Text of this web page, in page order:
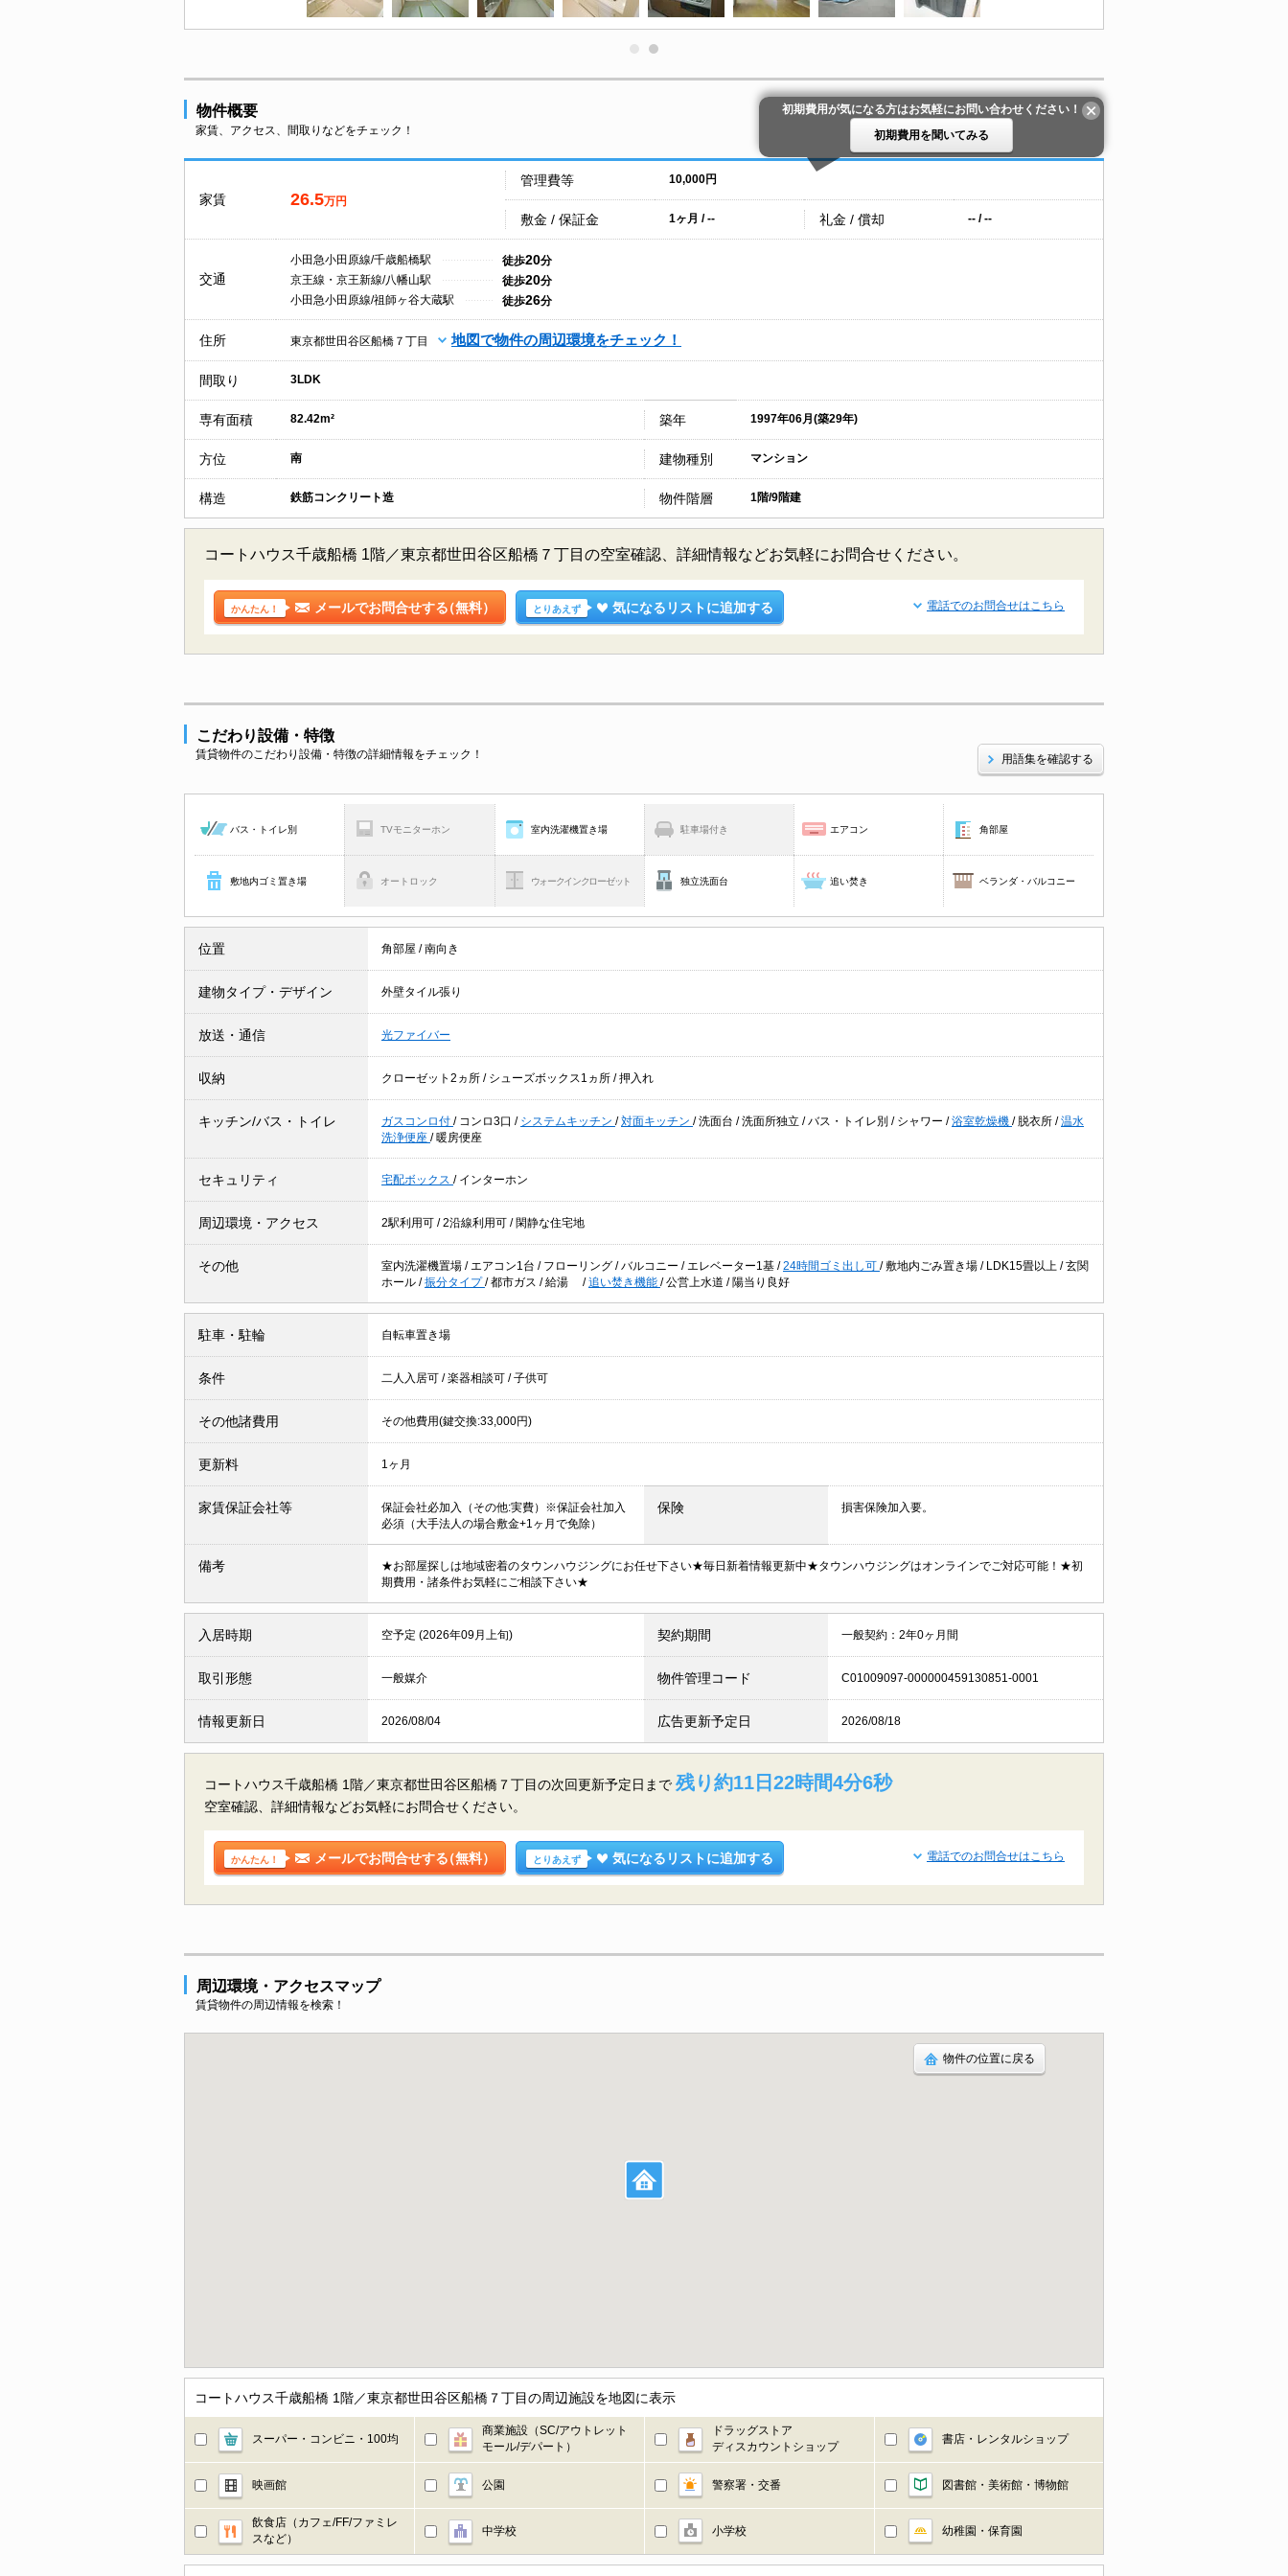
物件概要
家賃、アクセス、間取りなどをチェック！
初期費用が気になる方はお気軽にお問い合わせください！
初期費用を聞いてみる
家賃 26.5万円
管理費等 10,000円
敷金 / 保証金 1ヶ月 / -- 礼金 / 償却 -- / --
交通
小田急小田原線/千歳船橋駅 徒歩20分
京王線・京王新線/八幡山駅
徒歩20分
小田急小田原線/祖師ヶ谷大蔵駅
徒歩26分
住所 東京都世田谷区船橋７丁目 地図で物件の周辺環境をチェック！
間取り 3LDK
専有面積 82.42m² 築年 1997年06月(築29年)
方位 南 建物種別 マンション
構造 鉄筋コンクリート造 物件階層 1階/9階建
コートハウス千歳船橋 1階／東京都世田谷区船橋７丁目の空室確認、詳細情報などお気軽にお問合せください。
かんたん！ メールでお問合せする（無料） とりあえず 気になるリストに追加する 電話でのお問合せはこちら
こだわり設備・特徴
賃貸物件のこだわり設備・特徴の詳細情報をチェック！ 用語集を確認する
バス・トイレ別 TVモニターホン 室内洗濯機置き場 駐車場付き エアコン 角部屋
敷地内ゴミ置き場 オートロック ウォークインクローゼット 独立洗面台 追い焚き ベランダ・バルコニー
位置 角部屋 /南向き
建物タイプ・デザイン 外壁タイル張り
放送・通信 光ファイバー
収納 クローゼット2ヵ所 / シューズボックス1ヵ所 /押入れ
キッチン/バス・トイレ ガスコンロ付 / コンロ3口 / システムキッチン /対面キッチン /洗面台 /洗面所独立 /バス・トイレ別 / シャワー /浴室乾燥機 / 脱衣所 /温水
洗浄便座 / 暖房便座
セキュリティ 宅配ボックス / インターホン
周辺環境・アクセス 2駅利用可 /2沿線利用可 / 閑静な住宅地
その他 室内洗濯機置場 / エアコン1台 / フローリング /バルコニー / エレベーター1基 /24時間ゴミ出し可 /敷地内ごみ置き場 / LDK15畳以上 /玄関
ホール /振分タイプ/都市ガス /給湯 /追い焚き機能 /公営上水道 / 陽当り良好
駐車・駐輪 自転車置き場
条件 二人入居可 /楽器相談可 /子供可
その他諸費用 その他費用(鍵交換:33,000円)
更新料 1ヶ月
家賃保証会社等
保証会社必加入（その他:実費）※保証会社加入
必須（大手法人の場合敷金+1ヶ月で免除）
保険 損害保険加入要。
備考
★お部屋探しは地域密着のタウンハウジングにお任せ下さい★毎日新着情報更新中★タウンハウジングはオンラインでご対応可能！★初
期費用・諸条件お気軽にご相談下さい★
入居時期 空予定 (2026年09月上旬) 契約期間 一般契約：2年0ヶ月間
取引形態 一般媒介 物件管理コード C01009097-000000459130851-0001
情報更新日 2026/08/04 広告更新予定日 2026/08/18
コートハウス千歳船橋 1階／東京都世田谷区船橋７丁目の次回更新予定日まで 残り約11日22時間4分5秒
空室確認、詳細情報などお気軽にお問合せください。
かんたん！ メールでお問合せする（無料） とりあえず 気になるリストに追加する 電話でのお問合せはこちら
周辺環境・アクセスマップ
賃貸物件の周辺情報を検索！
物件の位置に戻る
コートハウス千歳船橋 1階／東京都世田谷区船橋７丁目の周辺施設を地図に表示
スーパー・コンビニ・100均
商業施設（SC/アウトレット
モール/デパート）
ドラッグストア
ディスカウントショップ
書店・レンタルショップ
映画館 公園 警察署・交番 図書館・美術館・博物館
飲食店（カフェ/FF/ファミレ
スなど）
中学校 小学校 幼稚園・保育園